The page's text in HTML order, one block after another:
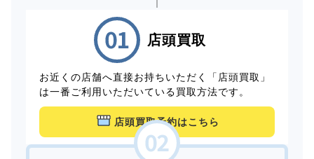
店頭買取
お近くの店舗へ直接お持ちいただく「店頭買取」
は一番ご利用いただいている買取方法です。
店頭買取予約はこちら